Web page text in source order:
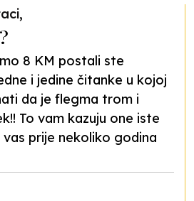
8 KM postali ste
i jedine čitanke u kojoj
da je flegma trom i
To vam kazuju one iste
prije nekoliko godina